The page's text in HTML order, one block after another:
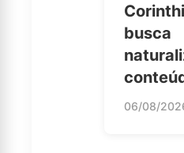
busca
06/08/